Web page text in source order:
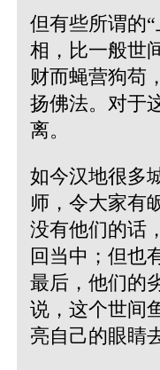
但有些所谓的
相，比一般世
财而蝇营狗苟
扬佛法。对于
离。
如今汉地很多
师，令大家有
没有他们的话
回当中；但也
最后，他们的
说，这个世间
亮自己的眼睛